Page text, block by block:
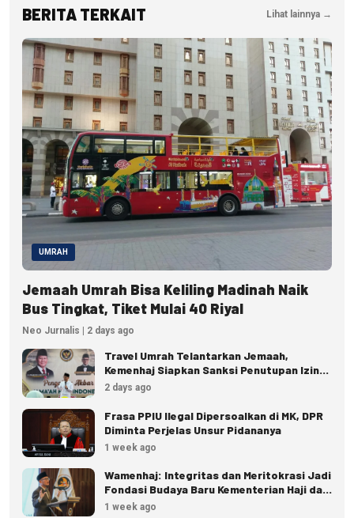
BERITA TERKAIT Lihat lainnya →
UMRAH
Jemaah Umrah Bisa Keliling Madinah Naik
Bus Tingkat, Tiket Mulai 40 Riyal
Neo Jurnalis | 2 days ago
Travel Umrah Telantarkan Jemaah,
Kemenhaj Siapkan Sanksi Penutupan Izin
hingga Pidana
2 days ago
Frasa PPIU Ilegal Dipersoalkan di MK, DPR
Diminta Perjelas Unsur Pidananya
1 week ago
Wamenhaj: Integritas dan Meritokrasi Jadi
Fondasi Budaya Baru Kementerian Haji dan
Umrah
1 week ago